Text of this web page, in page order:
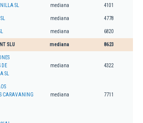
SL mediana 4101
mediana 4778
mediana 6820
SLU mediana 8623
DE
SL
mediana 4322
CARAVANING
mediana 7711